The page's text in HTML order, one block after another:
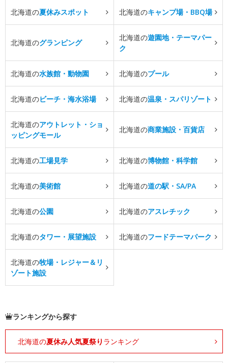
北海道の夏休みスポット 北海道のキャンプ場・BBQ場
北海道のグランピング
北海道の遊園地・テーマパー
ク
北海道の水族館・動物園 北海道のプール
北海道のビーチ・海水浴場 北海道の温泉・スパリゾート
北海道のアウトレット・ショ
ッピングモール
北海道の商業施設・百貨店
北海道の工場見学 北海道の博物館・科学館
北海道の美術館 北海道の道の駅・SA/PA
北海道の公園 北海道のアスレチック
北海道のタワー・展望施設 北海道のフードテーマパーク
北海道の牧場・レジャー＆リ
ゾート施設
ランキングから探す
北海道の夏休み人気夏祭り ランキング